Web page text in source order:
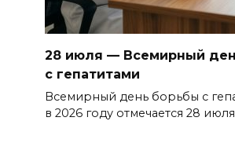
28 июля — Всемирный
с гепатитами
Всемирный день борьбы с
в 2026 году отмечается 28 июля